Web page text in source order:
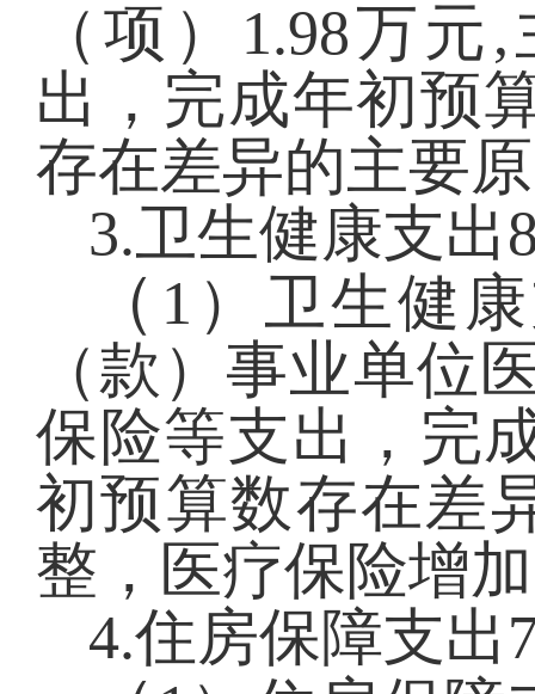
（项）1.98万
出，完成年初预
存在差异的主要
3.卫生健康支出
（ 1）卫生健
（款）事业单位
保险等支出，完
初预算数存在差
整，医疗保险增
4.住房保障支出